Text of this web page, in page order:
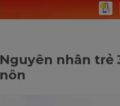
Nguyên nhân trẻ
nôn